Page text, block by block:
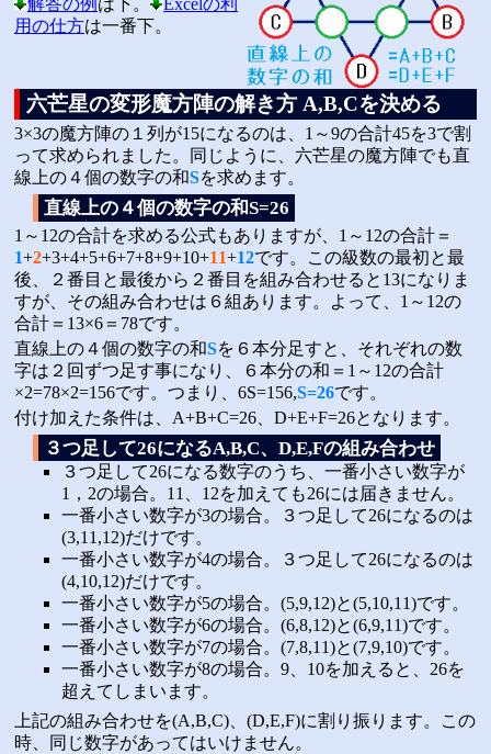
用の仕方は一番下。
六芒星の変形魔方陣の解き方 A,B,Cを決める
3×3の魔方陣の１列が15になるのは、1～9の合計45を3で割
って求められました。同じように、六芒星の魔方陣でも直
線上の４個の数字の和Sを求めます。
直線上の４個の数字の和S=26
1～12の合計を求める公式もありますが、1～12の合計＝
1+2+3+4+5+6+7+8+9+10+11+12です。この級数の最初と最
後、２番目と最後から２番目を組み合わせると13になりま
すが、その組み合わせは６組あります。よって、1～12の
合計＝13×6＝78です。
直線上の４個の数字の和Sを６本分足すと、それぞれの数
字は２回ずつ足す事になり、６本分の和＝1～12の合計
×2=78×2=156です。つまり、6S=156,S=26です。
付け加えた条件は、A+B+C=26、D+E+F=26となります。
３つ足して26になるA,B,C、D,E,Fの組み合わせ
３つ足して26になる数字のうち、一番小さい数字が
1，2の場合。11、12を加えても26には届きません。
一番小さい数字が3の場合。３つ足して26になるのは
(3,11,12)だけです。
一番小さい数字が4の場合。３つ足して26になるのは
(4,10,12)だけです。
一番小さい数字が5の場合。(5,9,12)と(5,10,11)です。
一番小さい数字が6の場合。(6,8,12)と(6,9,11)です。
一番小さい数字が7の場合。(7,8,11)と(7,9,10)です。
一番小さい数字が8の場合。9、10を加えると、26を
超えてしまいます。
上記の組み合わせを(A,B,C)、(D,E,F)に割り振ります。この
時、同じ数字があってはいけません。